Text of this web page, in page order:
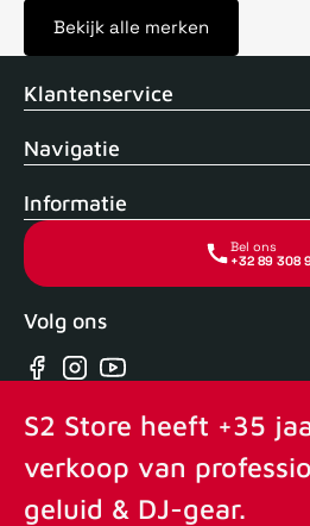
Bekijk alle merken
Voor 15uur besteld, zelfde dag
Klantenservice
Navigatie
Informatie
Bel ons
+32 89 308
Volg ons
Facebook
Instagram
YouTube
S2 Store heeft +35
verkoop van
geluid & DJ-gear.